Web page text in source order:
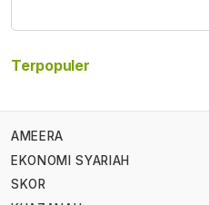
Terpopuler
AMEERA
EKONOMI SYARIAH
SKOR